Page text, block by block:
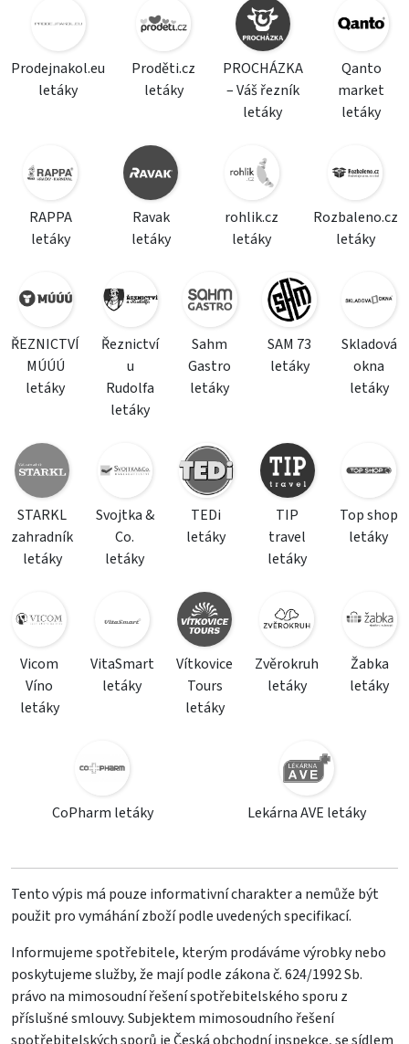
Prodejnakol.eu
letáky
Proděti.cz
letáky
PROCHÁZKA
– Váš řezník
letáky
Qanto
market
letáky
RAPPA
letáky
Ravak
letáky
rohlik.cz
letáky
Rozbaleno.cz
letáky
ŘEZNICTVÍ
MÚÚÚ
letáky
Řeznictví
u
Rudolfa
letáky
Sahm
Gastro
letáky
SAM 73
letáky
Skladová
okna
letáky
STARKL
zahradník
letáky
Svojtka &
Co.
letáky
TEDi
letáky
TIP
travel
letáky
Top shop
letáky
Vicom
Víno
letáky
VitaSmart
letáky
Vítkovice
Tours
letáky
Zvěrokruh
letáky
Žabka
letáky
CoPharm letáky Lekárna AVE letáky
Tento výpis má pouze informativní charakter a nemůže být
použit pro vymáhání zboží podle uvedených specifikací.
Informujeme spotřebitele, kterým prodáváme výrobky nebo
poskytujeme služby, že mají podle zákona č. 624/1992 Sb.
právo na mimosoudní řešení spotřebitelského sporu z
příslušné smlouvy. Subjektem mimosoudního řešení